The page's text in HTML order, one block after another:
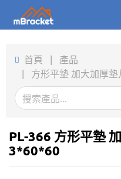
產品
新聞
圖片
首頁 | 產品
| 方形平墊 加大加厚
PL-366 方形平墊
3*60*60